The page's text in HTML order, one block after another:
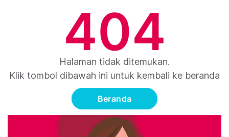
404
Halaman tidak ditemukan.
Klik tombol dibawah ini untuk kembali ke beranda
Beranda